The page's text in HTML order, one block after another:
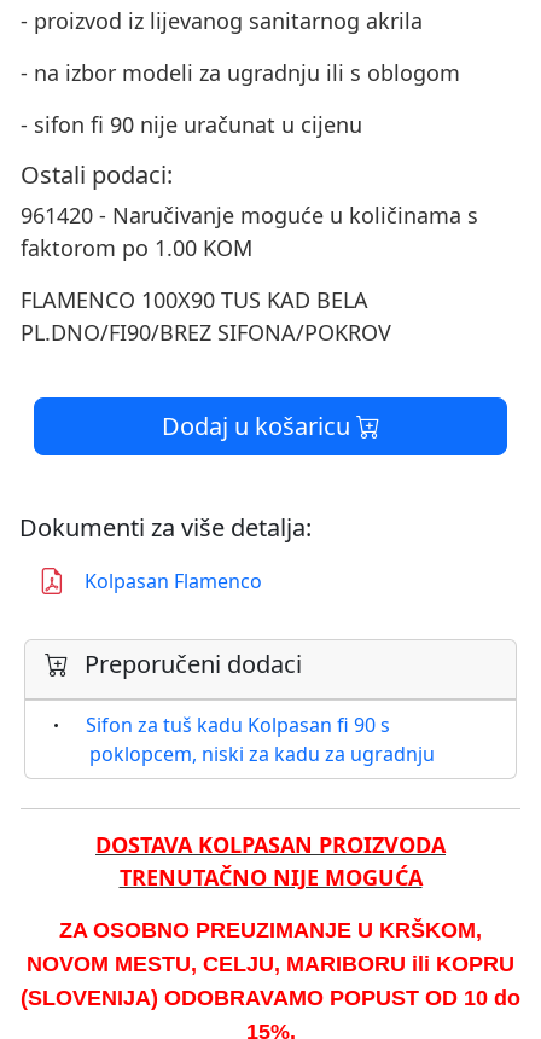
- proizvod iz lijevanog sanitarnog akrila
- na izbor modeli za ugradnju ili s oblogom
- sifon fi 90 nije uračunat u cijenu
Ostali podaci:
961420 - Naručivanje moguće u količinama s
faktorom po 1.00 KOM
FLAMENCO 100X90 TUS KAD BELA
PL.DNO/FI90/BREZ SIFONA/POKROV
Dodaj u košaricu
Dokumenti za više detalja:
Kolpasan Flamenco
Preporučeni dodaci
Sifon za tuš kadu Kolpasan fi 90 s
poklopcem, niski za kadu za ugradnju
DOSTAVA KOLPASAN PROIZVODA
TRENUTAČNO NIJE MOGUĆA
ZA OSOBNO PREUZIMANJE U KRŠKOM,
NOVOM MESTU, CELJU, MARIBORU ili KOPRU
(SLOVENIJA) ODOBRAVAMO POPUST OD 10 do
15%.